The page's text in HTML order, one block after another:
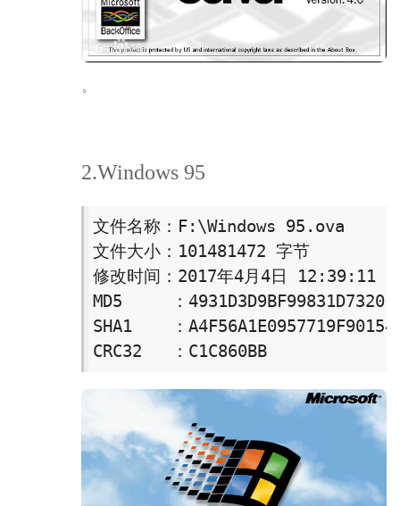
。
2.Windows 95
文件名称：F:\Windows 95.ova
文件大小：101481472 字节
修改时间：2017年4月4日 12:39:11
MD5     ：
SHA1    ：
CRC32   ：C1C860BB